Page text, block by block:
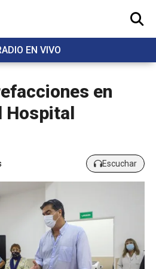
EN VIVO
BUSCAR
en
Hospital
Escuchar